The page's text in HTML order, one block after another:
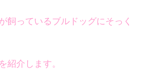
飼っているブルドッグにそっく
紹介します。